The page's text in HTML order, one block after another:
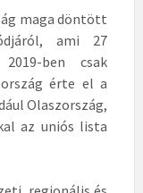
maga döntött
ami 27
ben csak
érte el a
Olaszország,
az uniós lista